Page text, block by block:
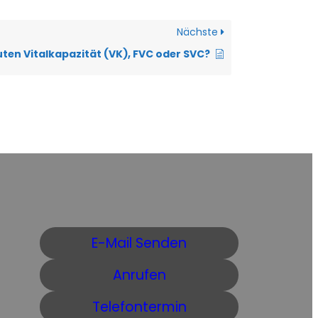
Nächste
Vitalkapazität (VK), FVC oder SVC?
E-Mail Senden
Anrufen
Telefontermin